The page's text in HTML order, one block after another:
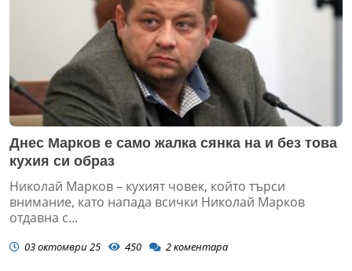
Днес Марков е само жалка сянка на и без това
кухия си образ
Николай Марков – кухият човек, който търси
внимание, като напада всички Николай Марков
отдавна с...
03 октомври 25 450 2коментара